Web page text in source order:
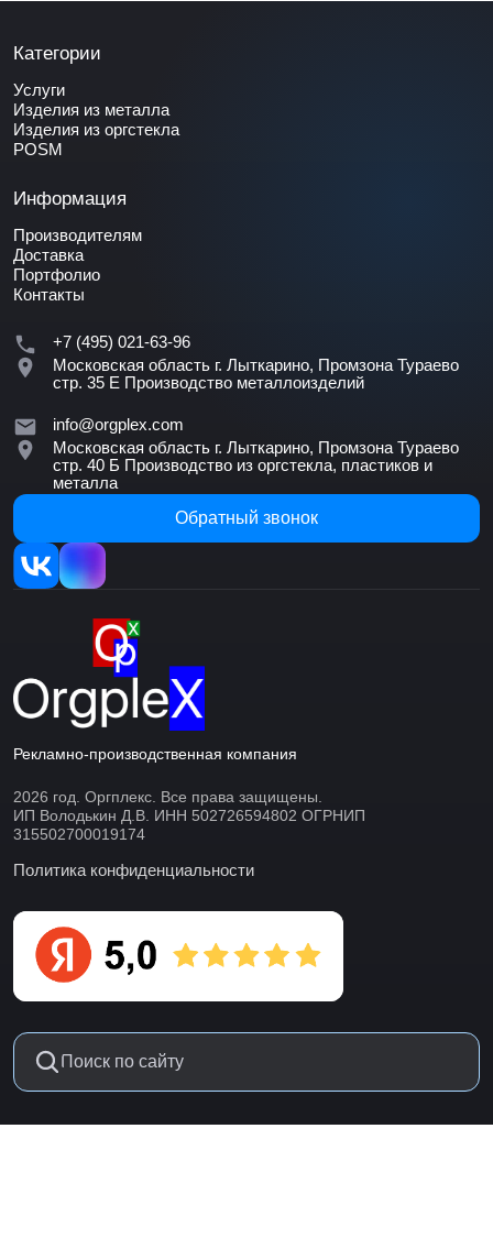
Категории
Услуги
Изделия из металла
Изделия из оргстекла
POSM
Информация
Производителям
Доставка
Портфолио
Контакты
+7 (495) 021-63-96
Московская область г. Лыткарино, Промзона Тураево
стр. 35 Е Производство металлоизделий
info@orgplex.com
Московская область г. Лыткарино, Промзона Тураево
стр. 40 Б Производство из оргстекла, пластиков и
металла
Обратный звонок
Рекламно-производственная компания
2026 год. Оргплекс. Все права защищены.
ИП Володькин Д.В. ИНН 502726594802 ОГРНИП
315502700019174
Политика конфиденциальности